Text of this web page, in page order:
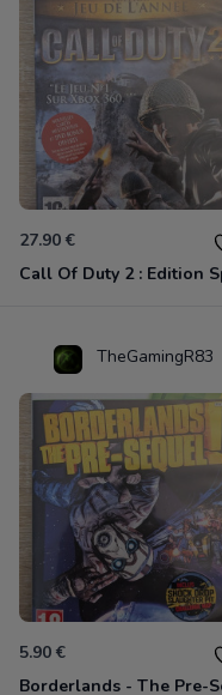
27.90 €
TheGamingR83
5.90 €